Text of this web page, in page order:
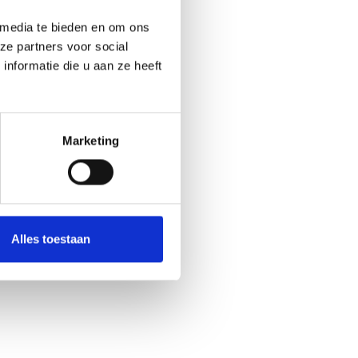
te bieden en om ons
partners voor social
die u aan ze heeft
Marketing
Alles toestaan